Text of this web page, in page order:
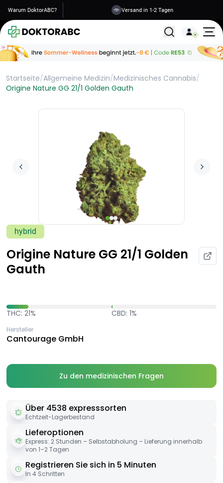
Warum DoktorABC? Versand in 1-2 Tagen
Alle
Startseite/Allgemeine Medizin/Medizinisches Cannabis/
Origine Nature GG 21/1 Golden Gauth
hybrid
Origine Nature GG 21/1 Golden
Gauth
THC: 21% CBD: 1%
Hersteller
Cantourage GmbH
Zu den medizinischen Fragen
Über 4538 expresssorten
Echtzeit-Lagerbestand
Lieferoptionen
Express: 2 Stunden – Selbstabholung – Lieferung innerhalb
von 1–2 Tagen
Registrieren Sie sich in 5 Minuten
In 4 Schritten